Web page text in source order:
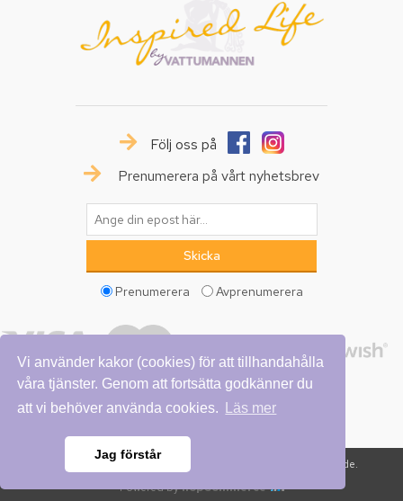
Vi använder kakor (cookies) för att tillhandahålla
våra tjänster. Genom att fortsätta godkänner du
att vi behöver använda cookies.
Läs mer
Jag förstår
Följ oss på
Prenumerera på vårt nyhetsbrev
Prenumerera Avprenumerera
Copyright © 2026 Vattumannen. Alla rättigheter reserverade.
Powered bynopCommerce